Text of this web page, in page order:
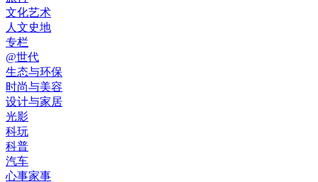
文化艺术
人文史地
专栏
@世代
生态与环保
时尚与美容
设计与家居
光影
科玩
科普
汽车
心事家事